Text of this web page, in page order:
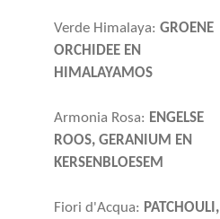
Verde Himalaya: GROENE
ORCHIDEE EN
HIMALAYAMOS
Armonia Rosa: ENGELSE
ROOS, GERANIUM EN
KERSENBLOESEM
Fiori d'Acqua: PATCHOULI,